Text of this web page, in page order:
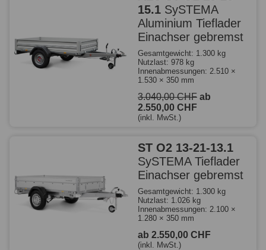
15.1 SySTEMA
Aluminium Tieflader
Einachser gebremst
Gesamtgewicht: 1.300 kg
Nutzlast: 978 kg
Innenabmessungen: 2.510 ×
1.530 × 350 mm
3.040,00 CHF ab
2.550,00 CHF
(inkl. MwSt.)
ST O2 13-21-13.1
SySTEMA Tieflader
Einachser gebremst
Gesamtgewicht: 1.300 kg
Nutzlast: 1.026 kg
Innenabmessungen: 2.100 ×
1.280 × 350 mm
ab 2.550,00 CHF
(inkl. MwSt.)